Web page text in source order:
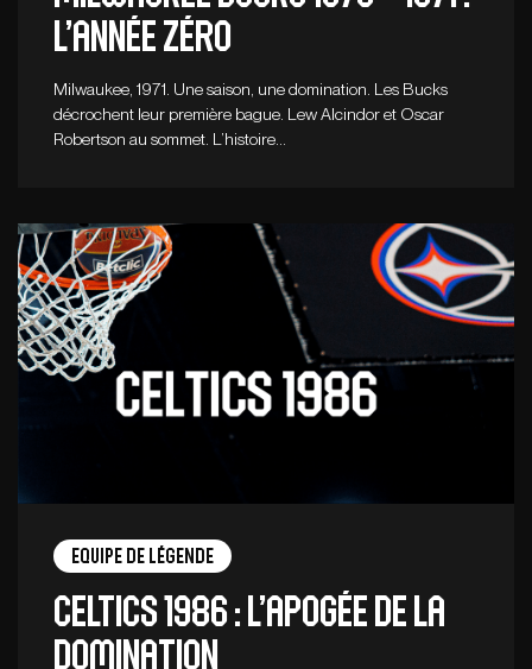
L’année zéro
Milwaukee, 1971. Une saison, une domination. Les Bucks
décrochent leur première bague. Lew Alcindor et Oscar
Robertson au sommet. L’histoire…
Equipe de légende
CELTICS 1986 : L’apogée de la
domination